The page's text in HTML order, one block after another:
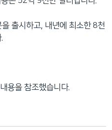
출시하고, 내년에 최소한 8천
용을 참조했습니다.